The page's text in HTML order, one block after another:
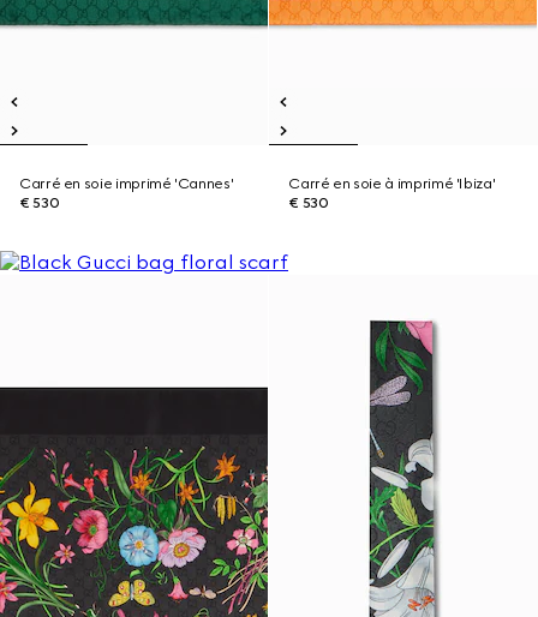
Carré en soie imprimé 'Cannes'
€ 530
Carré en soie à imprimé 'Ibiza'
€ 530